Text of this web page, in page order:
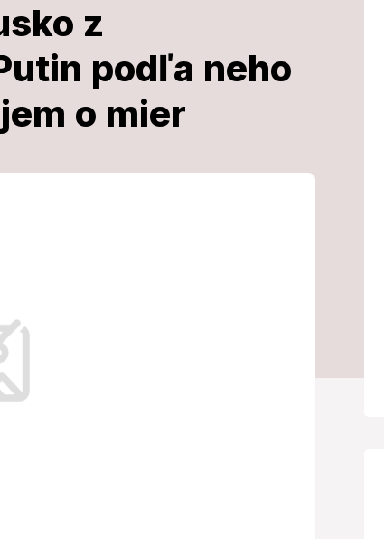
z
podľa neho
o mier
Rusko z
Putin